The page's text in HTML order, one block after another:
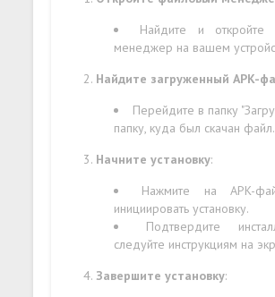
Найдите и откройте
менеджер на вашем
Найдите загруженный APK-
Перейдите в папку
папку, куда был скачан файл.
Начните установку:
Нажмите на APK-
инициировать установку.
Подтвердите
следуйте инструкциям на
Завершите установку: